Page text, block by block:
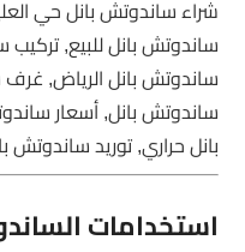
شراء ساندوتش بانل حي
ساندوتش بانل للبيع,
ساندوتش بانل الرياض,
ساندوتش بانل, أسعار
بانل حراري, توريد ساندوتش
استخدامات